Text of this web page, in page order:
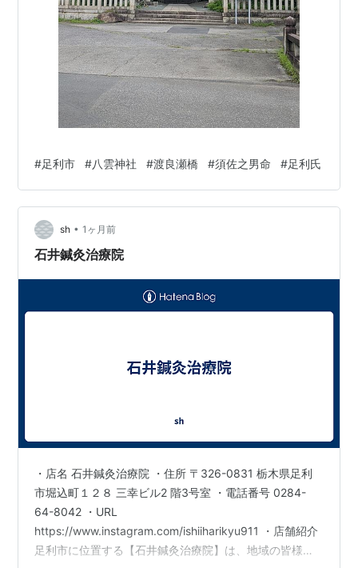
#足利市 #八雲神社 #渡良瀬橋 #須佐之男命 #足利氏
sh • 1ヶ月前
石井鍼灸治療院
・店名 石井鍼灸治療院 ・住所 〒326-0831 栃木県足利
市堀込町１２８ 三幸ビル2 階3号室 ・電話番号 0284-
64-8042 ・URL
https://www.instagram.com/ishiiharikyu911 ・店舗紹介
足利市に位置する【石井鍼灸治療院】は、地域の皆様に